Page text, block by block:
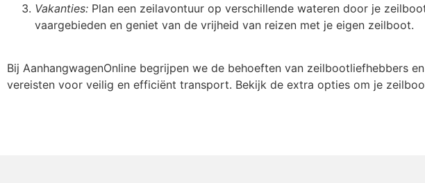
Vakanties: Plan een zeilavontuur op verschillende wateren door je
vaargebieden en geniet van de vrijheid van reizen met je eigen zeilboot.
Bij AanhangwagenOnline begrijpen we de behoeften van zeilbootliefhebbers
vereisten voor veilig en efficiënt transport. Bekijk de extra opties om je